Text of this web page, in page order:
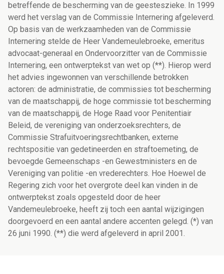
betreffende de bescherming van de geesteszieke. In 1999
werd het verslag van de Commissie Internering afgeleverd.
Op basis van de werkzaamheden van de Commissie
Internering stelde de Heer Vandemeulebroeke, emeritus
advocaat-generaal en Ondervoorzitter van de Commissie
Internering, een ontwerptekst van wet op (**). Hierop werd
het advies ingewonnen van verschillende betrokken
actoren: de administratie, de commissies tot bescherming
van de maatschappij, de hoge commissie tot bescherming
van de maatschappij, de Hoge Raad voor Penitentiair
Beleid, de vereniging van onderzoeksrechters, de
Commissie Strafuitvoeringsrechtbanken, externe
rechtspositie van gedetineerden en straftoemeting, de
bevoegde Gemeenschaps -en Gewestministers en de
Vereniging van politie -en vrederechters. Hoe Hoewel de
Regering zich voor het overgrote deel kan vinden in de
ontwerptekst zoals opgesteld door de heer
Vandemeulebroeke, heeft zij toch een aantal wijzigingen
doorgevoerd en een aantal andere accenten gelegd. (*) van
26 juni 1990. (**) die werd afgeleverd in april 2001.